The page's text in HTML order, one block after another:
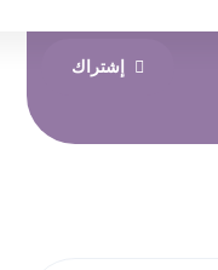
إشتراك